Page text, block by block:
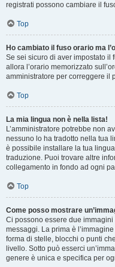
registrati possono cambiare il
Top
Ho cambiato il fuso orario ma
Se sei sicuro di aver impostato il
allora l’orario memorizzato
amministratore per correggere il
Top
La mia lingua non è nella lista!
L’amministratore potrebbe non
nessuno lo ha tradotto nella tua
è possibile installare la tua
traduzione. Puoi trovare altre
collegamento in fondo ad ogni
Top
Come posso mostrare
Ci possono essere due
messaggi. La prima è
forma di stelle, blocchi o punti
livello. Sotto può esserci
genere è unica e specifica per